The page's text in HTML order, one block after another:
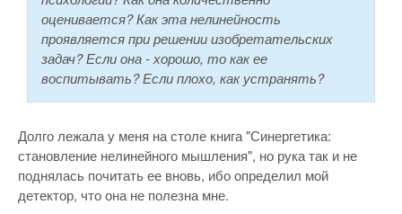
оценивается? Как эта нелинейность
проявляется при решении изобретательских
задач? Если она - хорошо, то как ее
воспитывать? Если плохо, как устранять?
Долго лежала у меня на столе книга "Синергетика:
становление нелинейного мышления", но рука так и не
поднялась почитать ее вновь, ибо определил мой
детектор, что она не полезна мне.